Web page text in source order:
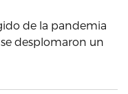
de la pandemia
desplomaron un